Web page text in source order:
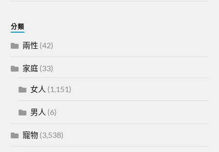
分類
兩性 (42)
家庭 (33)
女人 (1,151)
男人 (6)
寵物 (3,538)